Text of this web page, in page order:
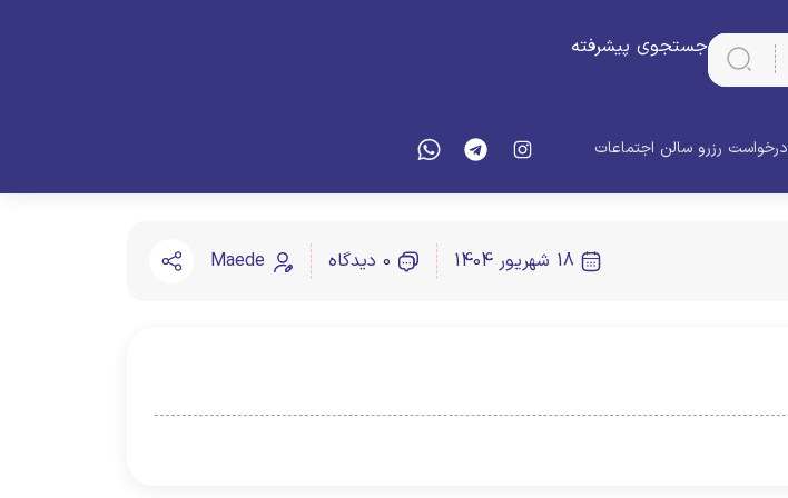
جستجوی پیشرفته
درخواست رزرو سالن اجتماعات